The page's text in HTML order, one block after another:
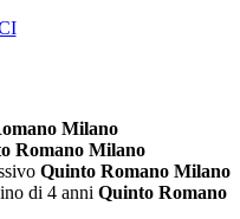
Milano
Romano Milano
Quinto Romano Milano
di 4 anni Quinto Romano